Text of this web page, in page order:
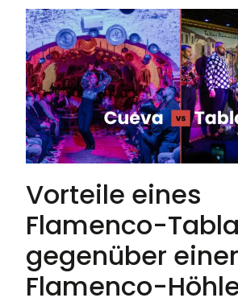
Vorteile eines
Flamenco-
gegenüber einer
Flamenco-